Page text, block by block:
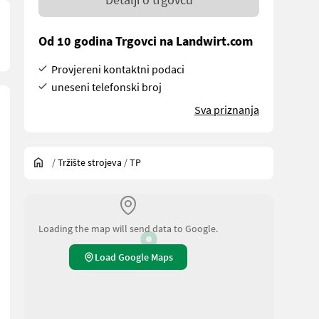
Od 10 godina Trgovci na Landwirt.com
Provjereni kontaktni podaci
uneseni telefonski broj
Sva priznanja
/Tržište strojeva /TP
Loading the map will send data to Google.
Load Google Maps